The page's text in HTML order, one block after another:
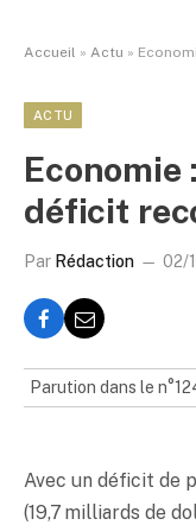
Accueil » Actu »
ACTU
Economie
déficit
Par Rédaction 02/
Parution dans le
Avec un déficit de
(19,7 milliards de